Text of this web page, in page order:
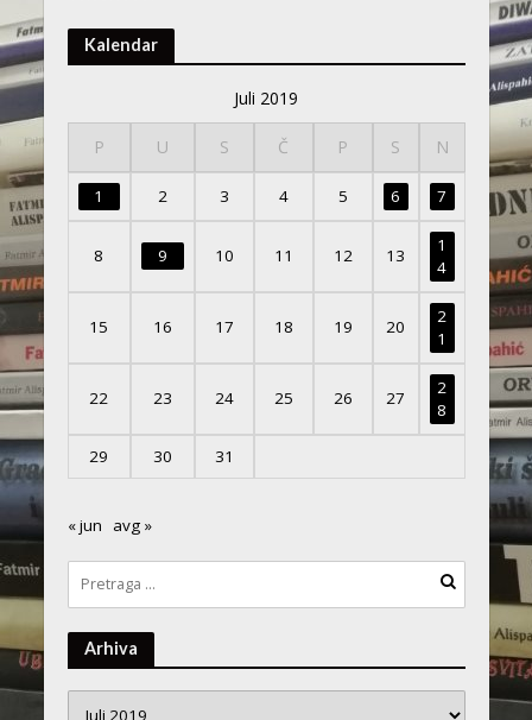
Kalendar
Juli 2019
P U S Č P S N
1 2 3 4 5 6 7
8 9 10 11 12 13
1
4
15 16 17 18 19 20
2
1
22 23 24 25 26 27
2
8
29 30 31
« jun avg »
Arhiva